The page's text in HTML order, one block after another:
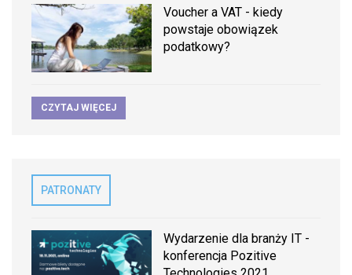
Voucher a VAT - kiedy
powstaje obowiązek
podatkowy?
CZYTAJ WIĘCEJ
PATRONATY
Wydarzenie dla branży IT -
konferencja Pozitive